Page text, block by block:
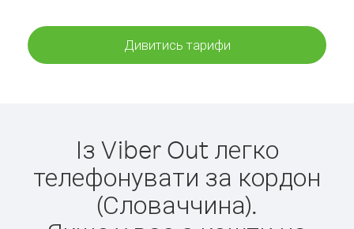
Дивитись тарифи
Із Viber Out легко
телефонувати за кордон
(Словаччина).